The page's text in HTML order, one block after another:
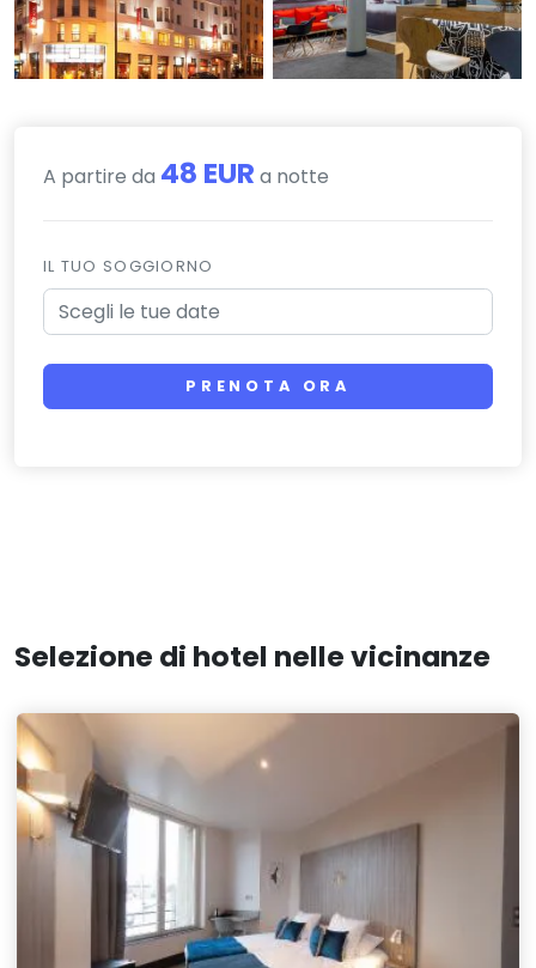
A partire da 48 EUR a notte
IL TUO SOGGIORNO
PRENOTA ORA
Selezione di hotel nelle vicinanze